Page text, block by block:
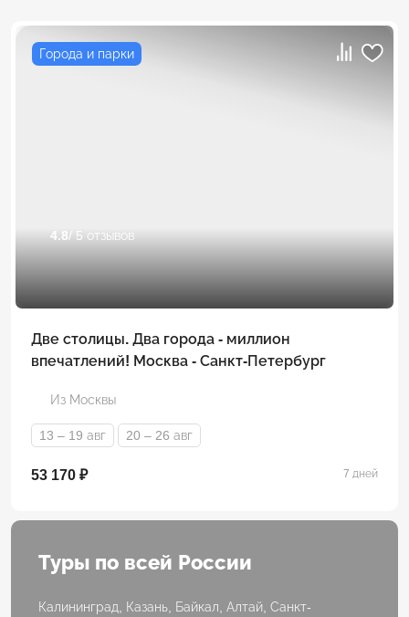
Города и парки
4.8/ 5 отзывов
Две столицы. Два города - миллион
впечатлений! Москва - Санкт-Петербург
Из Москвы
13 – 19 авг 20 – 26 авг
53 170 ₽ 7 дней
Туры по всей России
Калининград, Казань, Байкал, Алтай, Санкт-